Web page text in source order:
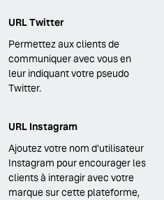
URL Twitter
Permettez aux clients de
communiquer avec vous en
leur indiquant votre pseudo
Twitter.
URL Instagram
Ajoutez votre nom d'utilisateur
Instagram pour encourager les
clients à interagir avec votre
marque sur cette plateforme,